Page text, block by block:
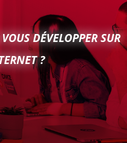
DÉVELOPPER SUR
?